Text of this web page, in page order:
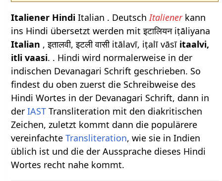
Italiener Hindi Italian . DeutschItalienerkann
ins Hindi übersetzt werden mit इटालियन iṭāliyana
Italian , इतालवी, इटली वासी itālavī, iṭalī vāsī itaalvi,
itli vaasi. . Hindi wird normalerweise in der
indischen Devanagari Schrift geschrieben. So
findest du oben zuerst die Schreibweise des
Hindi Wortes in der Devanagari Schrift, dann in
derIAST Transliteration mit den diakritischen
Zeichen, zuletzt kommt dann die populärere
vereinfachteTransliteration, wie sie in Indien
üblich ist und die der Aussprache dieses Hindi
Wortes recht nahe kommt.